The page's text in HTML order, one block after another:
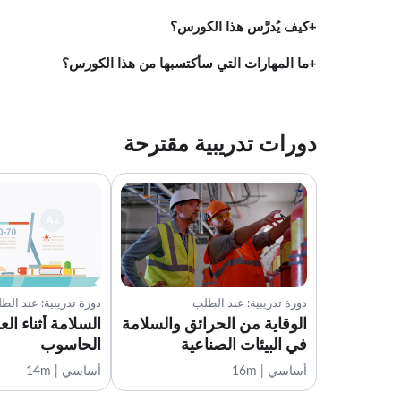
كيف يُدرَّس هذا الكورس؟
ما المهارات التي سأكتسبها من هذا الكورس؟
دورات تدريبية مقترحة
دورة تدريبية: عند الطلب
الوقاية من الحرائق والسلامة
في البيئات الصناعية
أساسي | 16m
دورة تدريبية: عند
السلامة أثناء
الحاسوب
أساسي | 14m